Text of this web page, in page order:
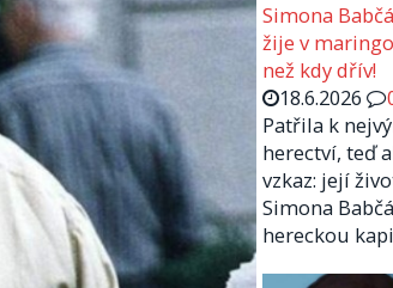
Simona
žije v
než kdy dřív!
18.6.2026
Patřila k
herectví, teď
vzkaz: její
Simona
hereckou